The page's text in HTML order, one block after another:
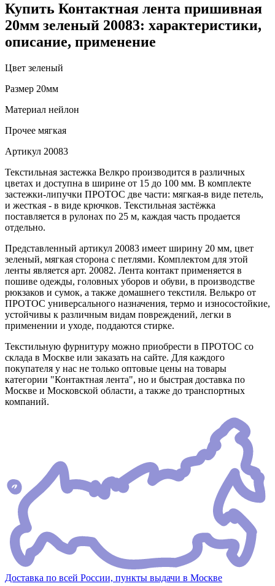
Купить Контактная лента пришивная
20мм зеленый 20083: характеристики,
описание, применение
Цвет зеленый
Размер 20мм
Материал нейлон
Прочее мягкая
Артикул 20083
Текстильная застежка Велкро производится в различных
цветах и доступна в ширине от 15 до 100 мм. В комплекте
застежки-липучки ПРОТОС две части: мягкая-в виде петель,
и жесткая - в виде крючков. Текстильная застёжка
поставляется в рулонах по 25 м, каждая часть продается
отдельно.
Представленный артикул 20083 имеет ширину 20 мм, цвет
зеленый, мягкая сторона с петлями. Комплектом для этой
ленты является арт. 20082. Лента контакт применяется в
пошиве одежды, головных уборов и обуви, в производстве
рюкзаков и сумок, а также домашнего текстиля. Велькро от
ПРОТОС универсального назначения, термо и износостойкие,
устойчивы к различным видам повреждений, легки в
применении и уходе, поддаются стирке.
Текстильную фурнитуру можно приобрести в ПРОТОС со
склада в Москве или заказать на сайте. Для каждого
покупателя у нас не только оптовые цены на товары
категории "Контактная лента", но и быстрая доставка по
Москве и Московской области, а также до транспортных
компаний.
Доставка по всей России, пункты выдачи в Москве